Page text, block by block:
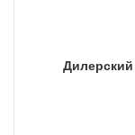
Дилерский